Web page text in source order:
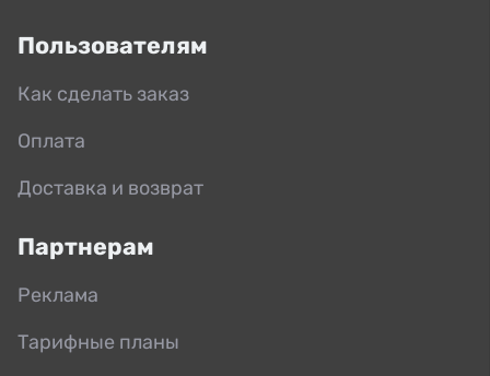
Пользователям
Как сделать заказ
Оплата
Доставка и возврат
Партнерам
Реклама
Тарифные планы